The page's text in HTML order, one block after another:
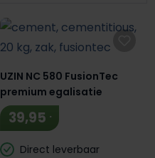
UZIN NC 580 FusionTec
premium egalisatie
39,95 .
Direct leverbaar